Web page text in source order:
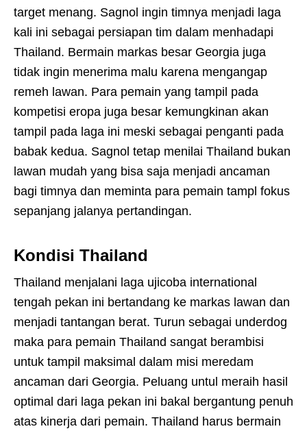
target menang. Sagnol ingin timnya menjadi laga
kali ini sebagai persiapan tim dalam menhadapi
Thailand. Bermain markas besar Georgia juga
tidak ingin menerima malu karena mengangap
remeh lawan. Para pemain yang tampil pada
kompetisi eropa juga besar kemungkinan akan
tampil pada laga ini meski sebagai penganti pada
babak kedua. Sagnol tetap menilai Thailand bukan
lawan mudah yang bisa saja menjadi ancaman
bagi timnya dan meminta para pemain tampl fokus
sepanjang jalanya pertandingan.
Kondisi Thailand
Thailand menjalani laga ujicoba international
tengah pekan ini bertandang ke markas lawan dan
menjadi tantangan berat. Turun sebagai underdog
maka para pemain Thailand sangat berambisi
untuk tampil maksimal dalam misi meredam
ancaman dari Georgia. Peluang untul meraih hasil
optimal dari laga pekan ini bakal bergantung penuh
atas kinerja dari pemain. Thailand harus bermain